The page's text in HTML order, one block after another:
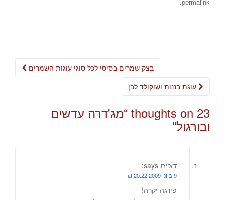
Post
בצק שמרים בסיסי לכל סוגי עוגות השמרים
23 thoughts on “ מג'דרה עדשים
ובורגול”
דורית says:
9 ביוני 2009 at 20:22
פירגה יקרה!